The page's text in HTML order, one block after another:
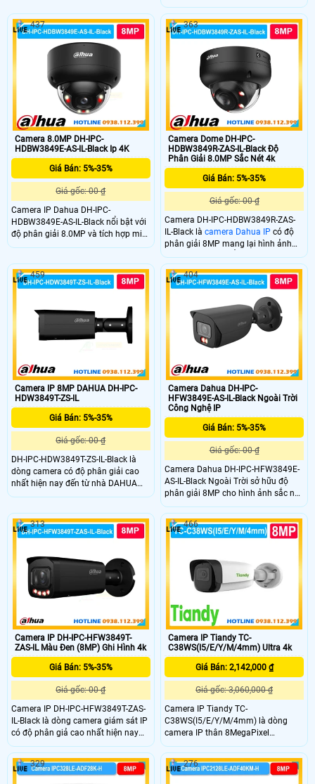
nhận diện chính xác người và
phương tiện, hạn chế các cảnh báo
ảo, hỗ trợ chuẩn nén H.265+, hồng
ngoại nhìn ban đêm lên đến 40m
camera khi sử dụng với đầu ghi còn
hỗ trợ công nghệ cao giúp tìm kiếm
thông minh, trang bị AI thông minh
nhật đinẹ người và phương tiện, hạn
chế báo động giả từ môi trường.
Camera 8.0MP DH-IPC-
HDBW3849E-AS-IL-Black Ip 4K
Giá Bán: 5%-35%
Giá gốc: 00 ₫
Camera IP Dahua DH-IPC-
HDBW3849E-AS-IL-Black nổi bật với
độ phân giải 8.0MP và tích hợp mic
ghi âm giúp ghi hình kèm âm thanh
nước cao IP67 và chống va đập lên
đến IK10 mang lại độ bền vượt trội
437
Camera Dome DH-IPC-
HDBW3849R-ZAS-IL-Black Độ
Phân Giải 8.0MP Sắc Nét 4k
Giá Bán: 5%-35%
Giá gốc: 00 ₫
Camera DH-IPC-HDBW3849R-ZAS-
IL-Black làcamera Dahua IPcó độ
phân giải 8MP mang lại hình ảnh
sắc nét vượt trội. Ống kính zoom
2.7–13.5mm điều chỉnh linh hoạt
góc nhìn. Công nghệ WDR 120dB
cân bằng sáng hiệu quả kết hợp đèn
hồng ngoại và ánh sáng ấm tầm xa
50m đảm bảo giám sát rõ ràng cả
ngày lẫn đêm.
363
Camera IP 8MP DAHUA DH-IPC-
HDW3849T-ZS-IL
Giá Bán: 5%-35%
Giá gốc: 00 ₫
DH-IPC-HDW3849T-ZS-IL-Black là
dòng camera có độ phân giải cao
nhất hiện nay đến từ nhà DAHUA
ghi hình siêu săc nét 8.0MP cùng
camera này. Với thiết kế thẩm mỹ
dạng Dome rất thích hợp lắp đặt ở
459
Camera Dahua DH-IPC-
HFW3849E-AS-IL-Black Ngoài Trời
Công Nghệ IP
Giá Bán: 5%-35%
Giá gốc: 00 ₫
Camera Dahua DH-IPC-HFW3849E-
AS-IL-Black Ngoài Trời sở hữu độ
phân giải 8MP cho hình ảnh sắc nét
tích hợp ghi âm và quan sát ban
đêm hiệu quả. Thiết kế chắc chắn
với màu đen thanh lịch và chuẩn
IP67 giúp hoạt động bền bỉ ngoài
đình, kho bãi, cửa hàng với độ ổn
định cao.
404
Camera IP DH-IPC-HFW3849T-
ZAS-IL Màu Đen (8MP) Ghi Hình 4k
Giá Bán: 5%-35%
Giá gốc: 00 ₫
Camera IP DH-IPC-HFW3849T-ZAS-
IL-Black là dòng camera giám sát IP
có độ phân giả cao nhất hiện nay
lên đến 8.0MP. Tích hợp mic kép thu
âm rỏ ràng cùng với đó là khay thẻ
nhớ SD lên tới 512GB lưu trữ video
313
Camera IP Tiandy TC-
C38WS(I5/E/Y/M/4mm) Ultra 4k
Giá Bán: 2,142,000 ₫
Giá gốc: 3,060,000 ₫
Camera IP Tiandy TC-
C38WS(I5/E/Y/M/4mm) là dòng
camera IP thân 8MegaPixel
Starlight, mang đến hình ảnh chất
lượng và rõ ràng. Sản phẩm hỗ trợ
hồng ngoại lên đến 50m,công nghệ
466
329 276